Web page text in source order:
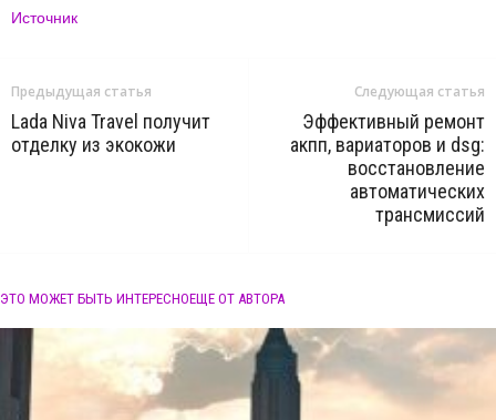
Источник
Предыдущая статья
Lada Niva Travel получит
отделку из экокожи
Следующая статья
Эффективный ремонт
акпп, вариаторов и dsg:
восстановление
автоматических
трансмиссий
ЭТО МОЖЕТ БЫТЬ ИНТЕРЕСНОЕЩЕ ОТ АВТОРА